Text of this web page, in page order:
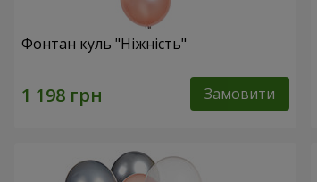
Фонтан куль "Ніжність"
Замовити